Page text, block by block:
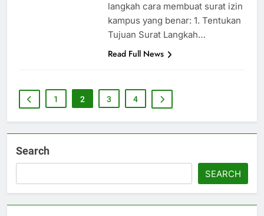
langkah cara membuat surat izin
kampus yang benar: 1. Tentukan
Tujuan Surat Langkah…
Read Full News
1 2 3 4
Search
SEARCH